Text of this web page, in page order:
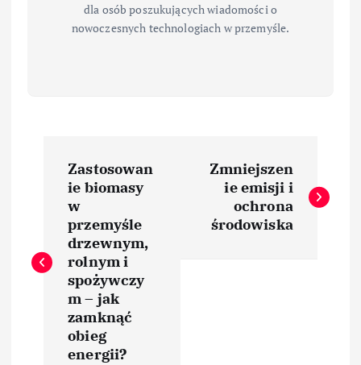
dla osób poszukujących wiadomości o
nowoczesnych technologiach w przemyśle.
i
Zastosowan
ie biomasy
w
przemyśle
drzewnym,
rolnym i
spożywczy
m – jak
zamknąć
obieg
energii?
Zmniejszen
ie emisji i
ochrona
środowiska